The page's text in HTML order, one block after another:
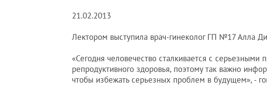
21.02.2013
Лектором выступила врач-гинеколог ГП №17 Алла
«Сегодня человечество сталкивается с
репродуктивного здоровья, поэтому так важно
чтобы избежать серьезных проблем в будущем», -